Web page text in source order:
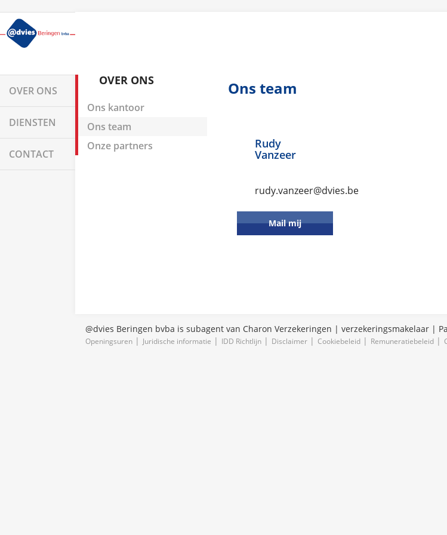
OVER ONS
DIENSTEN
CONTACT
OVER ONS
Ons kantoor
Ons team
Onze partners
Ons team
Rudy
Vanzeer
rudy.vanzeer@dvies.be
Mail mij
@dvies Beringen bvba is subagent van Charon Verzekeringen | verzekeringsmakelaar |
Openingsuren Juridische informatie IDD Richtlijn Disclaimer Cookiebeleid Remuneratiebeleid